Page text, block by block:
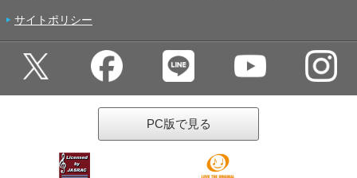
サイトポリシー
PC版で見る